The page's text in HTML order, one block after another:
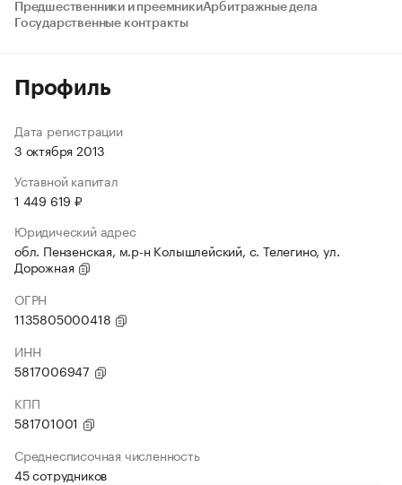
Предшественники и преемникиАрбитражные дела
Государственные контракты
Профиль
Дата регистрации
3 октября 2013
Уставной капитал
1 449 619 ₽
Юридический адрес
обл. Пензенская, м.р-н Колышлейский, с. Телегино, ул.
Дорожная
ОГРН
1135805000418
ИНН
5817006947
КПП
581701001
Среднесписочная численность
45 сотрудников